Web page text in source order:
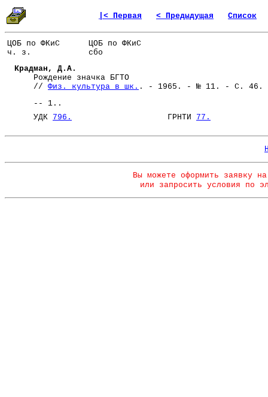
|< Первая < Предыдущая Список
ЦОБ по ФКиС
ч. з.
ЦОБ по ФКиС
сбо
Крадман, Д.А.
Рождение значка БГТО
// Физ. культура в шк. . - 1965. - № 11. - С. 46.
-- 1..
УДК 796. ГРНТИ 77.
Вы можете оформить заявку
или запросить условия по